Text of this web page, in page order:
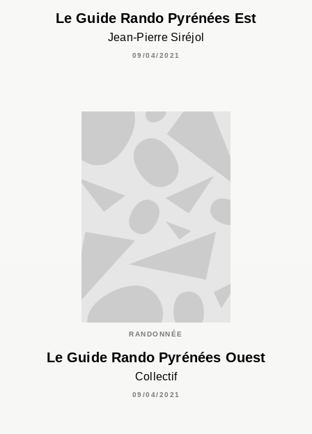
Le Guide Rando Pyrénées Est
Jean-Pierre Siréjol
09/04/2021
RANDONNÉE
Le Guide Rando Pyrénées Ouest
Collectif
09/04/2021